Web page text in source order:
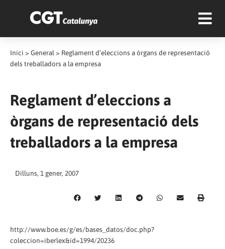
Inici > General > Reglament d’eleccions a òrgans de representació
dels treballadors a la empresa
Reglament d’eleccions a
òrgans de representació dels
treballadors a la empresa
Dilluns, 1 gener, 2007
http://www.boe.es/g/es/bases_datos/doc.php?
coleccion=iberlex&id=1994/20236